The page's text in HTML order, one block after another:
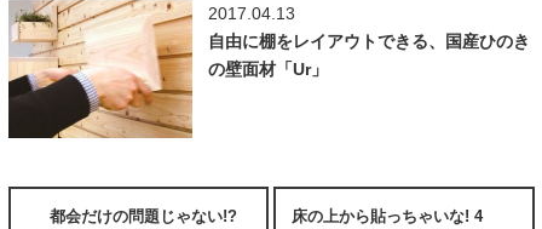
2017.04.13
自由に棚をレイアウトできる、国産ひのき
の壁面材「Ur」
都会だけの問題じゃない!?
床の上から貼っちゃいな! 4